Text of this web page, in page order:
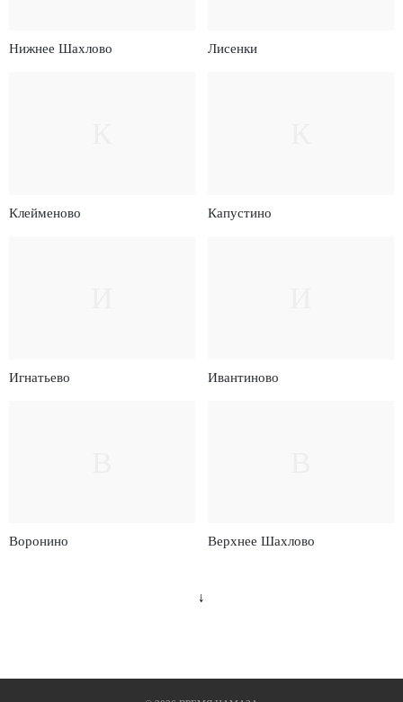
Нижнее Шахлово Лисенки
Клейменово Капустино
Игнатьево Ивантиново
Воронино Верхнее Шахлово
↓